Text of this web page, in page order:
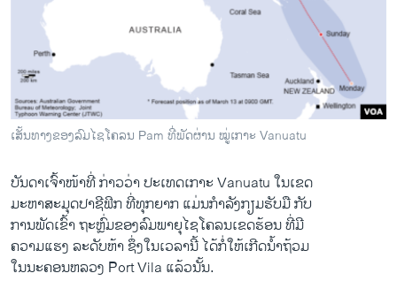
ຊຸມຊົນຊາວລາວ
ວິທະຍາສາດ-ເທັກໂນໂລຈີ
ທຸລະກິດ
ພາສາອັງກິດ
ສຽງ
ລາຍການກະຈາຍສຽງ
ລາຍງານ
ຕິດຕາມພວກເຮົາ ທີ່
ເສັ້ນທາງຂອງລົມໄຊໂຄລນ Pam ທີ່ພັດຜ່ານ ໝູ່ເກາະ Vanuatu
ບັນດາ​ເຈົ້າໜ້າ​ທີ່ ກ່າວ​ວ່າ ປະ​ເທດ​ເກາະ Vanuatu ໃນເຂດ
ມະຫາສະມຸດ​ປາຊີ​ຟິກ ທີ່​ທຸກ​ຍາກ ​ແມ່ນ​ກຳລັງ​ກຽມ​ຮັບ​ມື​ ກັບ
ການພັດເຂົ້າ ຖະຫຼົ່ມ​ຂອງລົມພາຍຸໄຊ​ໂຄລນ​ເຂດ​ຮ້ອນ ​ທີ່​ມີ​
ຄວາມ​ແຮງ ລະດັບ​ຫ້າ ຊຶ່ງ​ໃນເວລານີ້ ໄດ້​ກໍ່​ໃຫ້​ເກີດ​ນ້ຳຖ້ວມ​ ​
ໃນ​ນະຄອນຫລວງ Port Vila ​ແລ້ວນັ້ນ.